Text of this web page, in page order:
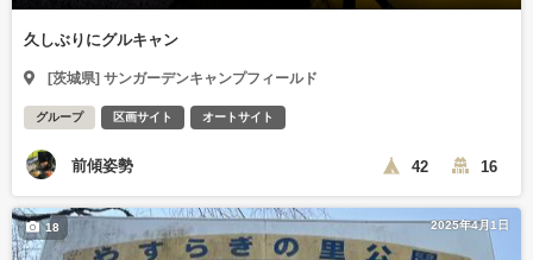
久しぶりにグルキャン
[茨城県] サンガーデンキャンプフィールド
グループ 区画サイト オートサイト
前傾姿勢 42 16
2025年4月1日
18